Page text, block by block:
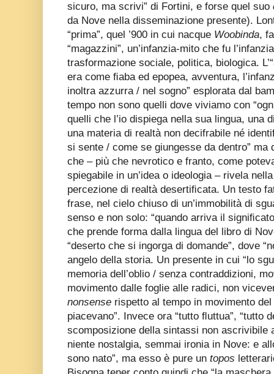
sicuro, ma scrivi” di Fortini, e forse quel suo
da Nove nella disseminazione presente).
“prima”, quel ’900 in cui nacque Woobinda,
“magazzini”, un’infanzia-mito che fu
trasformazione sociale, politica, biologica.
era come ﬁaba ed epopea, avventura,
inoltra azzurra / nel sogno” esplorata dal
tempo non sono quelli dove viviamo con
quelli che l’io dispiega nella sua lingua, una
una materia di realtà non decifrabile né
si sente / come se giungesse da dentro” ma
che – più che nevrotico e franto, come
spiegabile in un’idea o ideologia – rivela
percezione di realtà desertiﬁcata. Un testo
frase, nel cielo chiuso di un’immobilità di
senso e non solo: “quando arriva il
che prende forma dalla lingua del libro di
“deserto che si ingorga di domande”, dove
angelo della storia. Un presente in cui “lo
memoria dell’oblio / senza contraddizioni,
movimento dalle foglie alle radici, non
nonsense rispetto al tempo in movimento
piacevano”. Invece ora “tutto ﬂuttua”, “tutto
scomposizione della sintassi non ascrivibile
niente nostalgia, semmai ironia in Nove: e
sono nato”, ma esso è pure un topos